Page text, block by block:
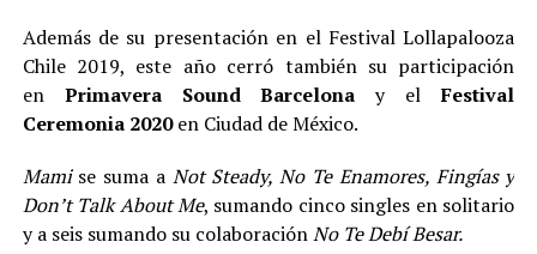
Además de su presentación en el Festival Lollapalooza
Chile 2019, este año cerró también su participación
en Primavera Sound Barcelona y elFestival
Ceremonia 2020en Ciudad de México.
Mami se suma a Not Steady, No Te Enamores, Fingías y
Don’t Talk About Me, sumando cinco singles en solitario
y a seis sumando su colaboraciónNo Te Debí Besar.